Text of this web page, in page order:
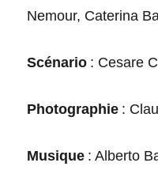
Nemour, Caterina
Scénario : Cesare
Photographie :
Musique :Alberto